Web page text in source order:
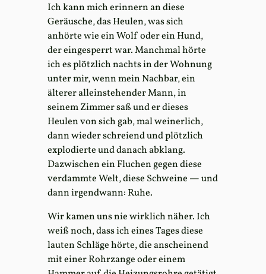
Ich kann mich erinnern an diese
Geräusche, das Heulen, was sich
anhörte wie ein Wolf oder ein Hund,
der eingesperrt war. Manchmal hörte
ich es plötzlich nachts in der Wohnung
unter mir, wenn mein Nachbar, ein
älterer alleinstehender Mann, in
seinem Zimmer saß und er dieses
Heulen von sich gab, mal weinerlich,
dann wieder schreiend und plötzlich
explodierte und danach abklang.
Dazwischen ein Fluchen gegen diese
verdammte Welt, diese Schweine — und
dann irgendwann: Ruhe.
Wir kamen uns nie wirklich näher. Ich
weiß noch, dass ich eines Tages diese
lauten Schläge hörte, die anscheinend
mit einer Rohrzange oder einem